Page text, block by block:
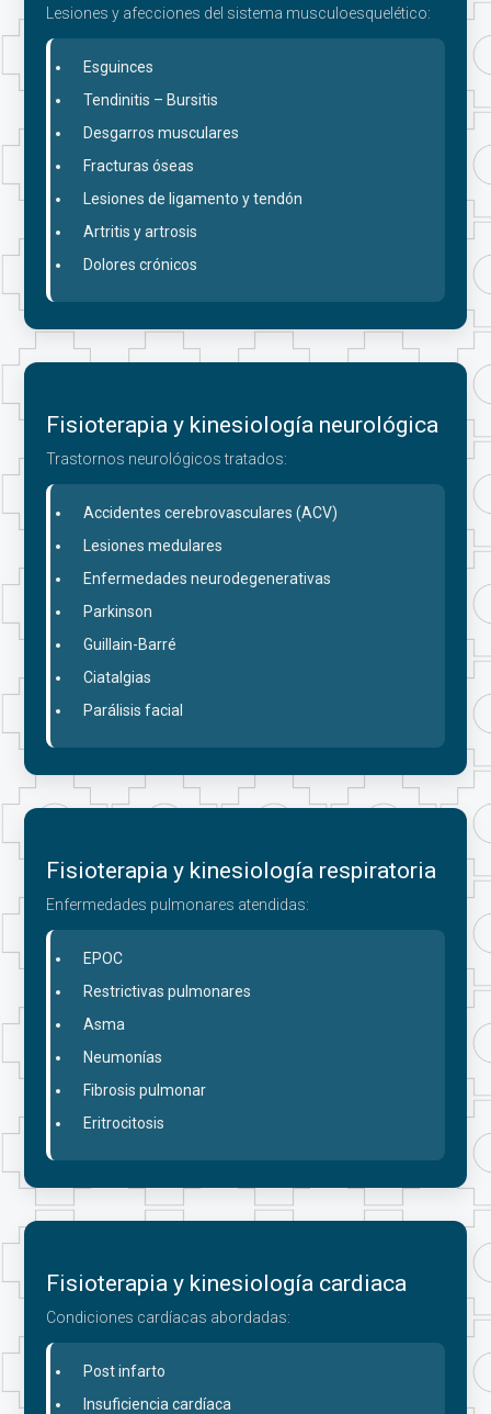
Lesiones y afecciones del sistema musculoesquelético:
Esguinces
Tendinitis – Bursitis
Desgarros musculares
Fracturas óseas
Lesiones de ligamento y tendón
Artritis y artrosis
Dolores crónicos
Fisioterapia y kinesiología neurológica
Trastornos neurológicos tratados:
Accidentes cerebrovasculares (ACV)
Lesiones medulares
Enfermedades neurodegenerativas
Parkinson
Guillain-Barré
Ciatalgias
Parálisis facial
Fisioterapia y kinesiología respiratoria
Enfermedades pulmonares atendidas:
EPOC
Restrictivas pulmonares
Asma
Neumonías
Fibrosis pulmonar
Eritrocitosis
Fisioterapia y kinesiología cardiaca
Condiciones cardíacas abordadas:
Post infarto
Insuficiencia cardíaca